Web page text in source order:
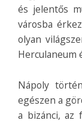
és jelentős
városba
olyan
Herculaneum
Nápoly
egészen a
a bizánci, az